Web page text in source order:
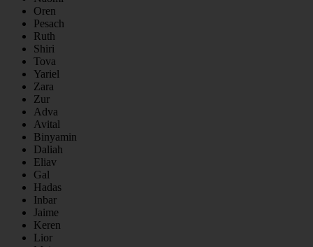
Oren
Pesach
Ruth
Shiri
Tova
Yariel
Zara
Zur
Adva
Avital
Binyamin
Daliah
Eliav
Gal
Hadas
Inbar
Jaime
Keren
Lior